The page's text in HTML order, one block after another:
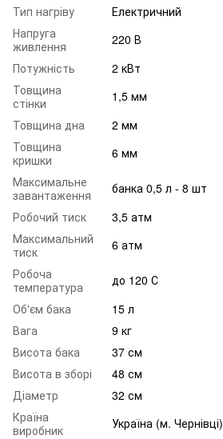
Тип нагріву
Електричний
Напруга
живлення
220 В
Потужність
2 кВт
Товщина
стінки
1,5 мм
Товщина дна
2 мм
Товщина
кришки
6 мм
Максимальне
завантаження
банка 0,5 л - 8 шт
Робочий тиск
3,5 атм
Максимальний
тиск
6 атм
Робоча
температура
до 120 С
Об'єм бака
15 л
Вага
9 кг
Висота бака
37 см
Висота в зборі
48 см
Діаметр
32 см
Країна
виробник
Україна (м. Чернівці)